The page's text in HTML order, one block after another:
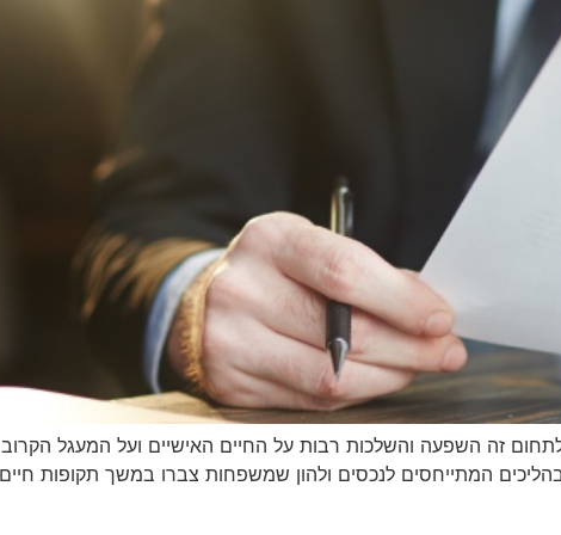
זה השפעה והשלכות רבות על החיים האישיים ועל המעגל
המתייחסים לנכסים ולהון שמשפחות צברו במשך תקופות